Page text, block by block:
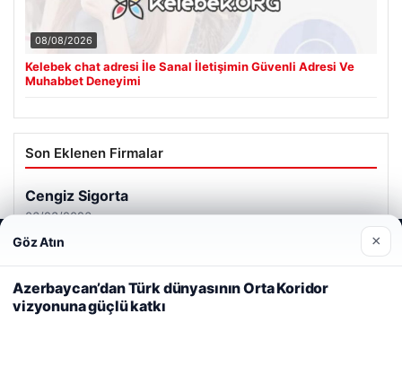
08/08/2026
Kelebek chat adresi İle Sanal İletişimin Güvenli Adresi Ve
Muhabbet Deneyimi
Son Eklenen Firmalar
Cengiz Sigorta
06/23/2026
Web sitemizi nasıl kullandığınızı daha iyi anlayabilmek,
deneyiminizi kişiselleştirmek ve geliştirmek amacıyla çerezler
kullanıyoruz.
Çerez Politikamız
Reddet Kabul Et
Göz Atın ×
Azerbaycan’dan Türk dünyasının Orta Koridor
vizyonuna güçlü katkı